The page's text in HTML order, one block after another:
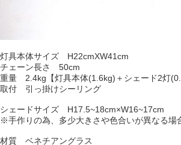
灯具本体サイズ H22cmXW41cm
チェーン長さ 50cm
重量 2.4kg【灯具本体(1.6kg)＋シェード2灯
取付 引っ掛けシーリング
シェードサイズ H17.5~18cm×W16~17cm
※手作りの為、多少大きさや色合いが異なる場
材質 ベネチアングラス